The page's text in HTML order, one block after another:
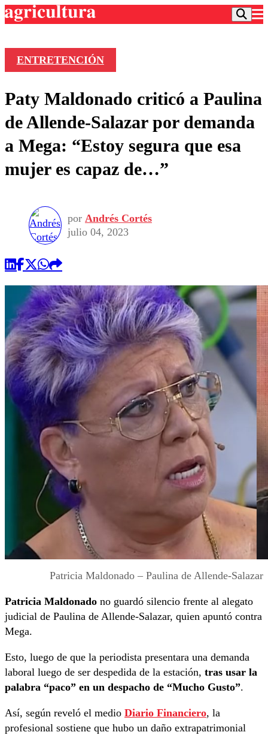
Frecuencias
Agricultura TV
Deportes
Colo Colo
Motor
Torneo Internacional
Torneo Nacional
Entretención
Internacional
Nacional
Vida Social
Programas
Comercial
ENTRETENCIÓN
Paty Maldonado criticó a Paulina
de Allende-Salazar por demanda
a Mega: “Estoy segura que esa
mujer es capaz de…”
por Andrés Cortés
julio 04, 2023
Patricia Maldonado – Paulina de Allende-Salazar
Patricia Maldonado no guardó silencio frente al alegato
judicial de Paulina de Allende-Salazar, quien apuntó contra
Mega.
Esto, luego de que la periodista presentara una demanda
laboral luego de ser despedida de la estación, tras usar la
palabra “paco” en un despacho de “Mucho Gusto”.
Así, según reveló el medio Diario Financiero, la
profesional sostiene que hubo un daño extrapatrimonial